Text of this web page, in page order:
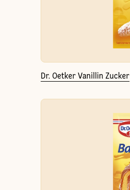
Dr. Oetker Vanillin Zucker